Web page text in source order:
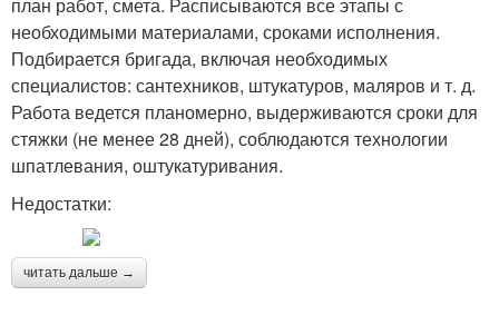
необходимыми материалами, сроками исполнения.
Подбирается бригада, включая необходимых
специалистов: сантехников, штукатуров, маляров и т. д.
Работа ведется планомерно, выдерживаются сроки для
стяжки (не менее 28 дней), соблюдаются технологии
шпатлевания, оштукатуривания.
Недостатки:
читать дальше →